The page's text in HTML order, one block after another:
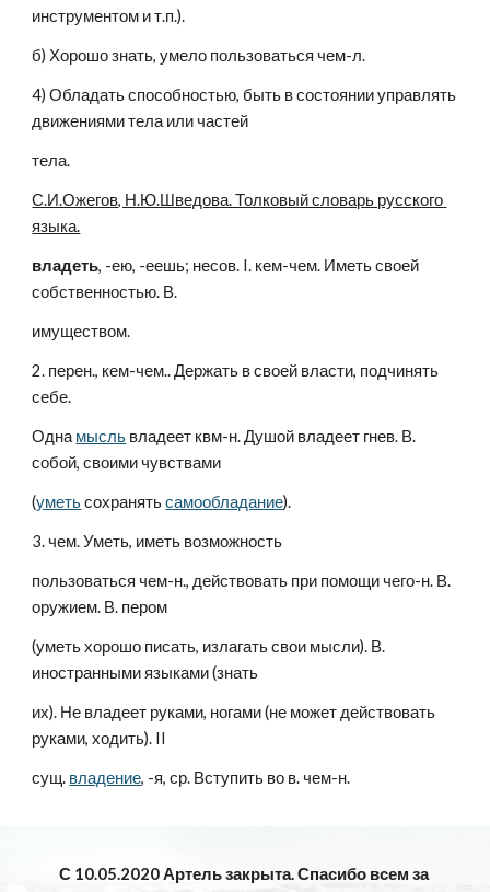
инструментом и т.п.).
б) Хорошо знать, умело пользоваться чем-л.
4) Обладать способностью, быть в состоянии управлять
движениями тела или частей
тела.
С.И.Ожегов, Н.Ю.Шведова. Толковый словарь русского
языка.
владеть, -ею, -еешь; несов. I. кем-чем. Иметь своей
собственностью. В.
имуществом.
2. перен., кем-чем.. Держать в своей власти, подчинять
себе.
Одна мысль владеет квм-н. Душой владеет гнев. В.
собой, своими чувствами
(уметь сохранять самообладание).
3. чем. Уметь, иметь возможность
пользоваться чем-н., действовать при помощи чего-н. В.
оружием. В. пером
(уметь хорошо писать, излагать свои мысли). В.
иностранными языками (знать
их). Не владеет руками, ногами (не может действовать
руками, ходить). II
сущ. владение, -я, ср. Вступить во в. чем-н.
С 10.05.2020 Артель закрыта. Спасибо всем за